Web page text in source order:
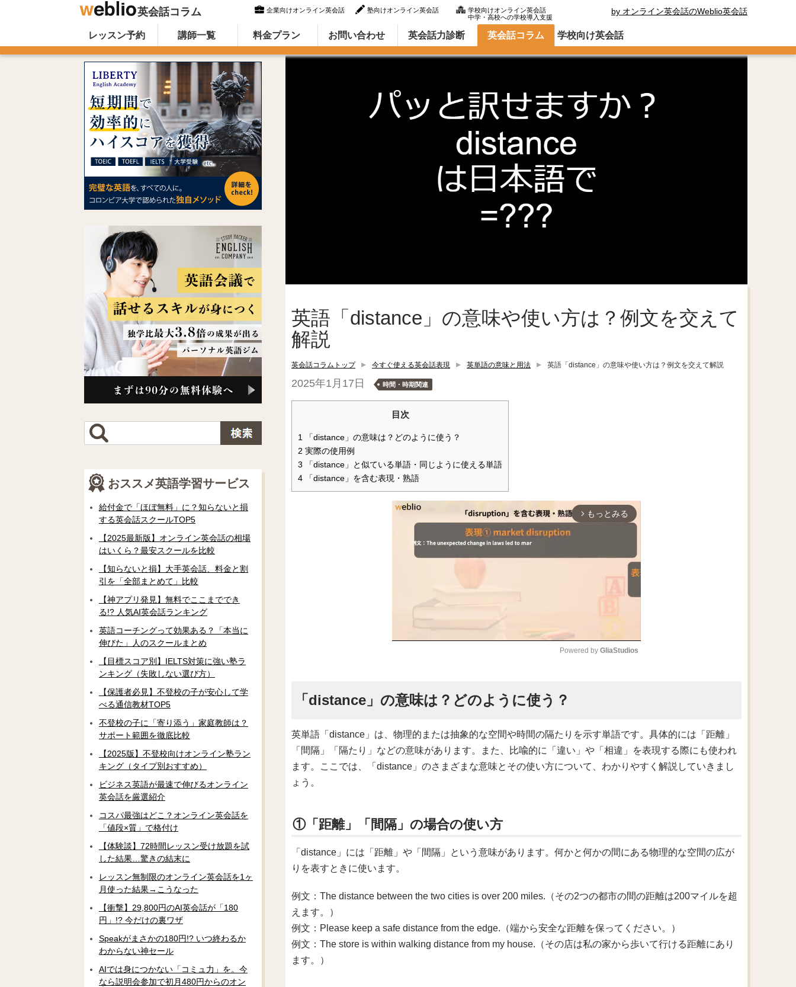
英会話コラム 企業向けオンライン英会話 塾向けオンライン英会話
学校向けオンライン英会話
中学・高校への学校導入支援
by オンライン英会話のWeblio英会話
オンライン英会話のWeblio英会話コラム（英語での言い方・英語表現）
Skip to content
レッスン予約 講師一覧 料金プラン お問い合わせ 英会話力診断 英会話コラム 学校向け英会話
英語「distance」の意味や使い方は？例文を交えて
解説
英会話コラムトップ 今すぐ使える英会話表現 英単語の意味と用法 英語「distance」の意味や使い方は？例文を交えて解説
2025年1月17日 時間・時期関連
目次
1 「distance」の意味は？どのように使う？
2 実際の使用例
3 「distance」と似ている単語・同じように使える単語
4 「distance」を含む表現・熟語
arrow_forward_ios もっとみる
e
Powered by GliaStudios
「distance」の意味は？どのように使う？
英単語「distance」は、物理的または抽象的な空間や時間の隔たりを示す単語です。具体的には「距離」
「間隔」「隔たり」などの意味があります。また、比喩的に「違い」や「相違」を表現する際にも使われ
ます。ここでは、「distance」のさまざまな意味とその使い方について、わかりやすく解説していきまし
ょう。
①「距離」「間隔」の場合の使い方
「distance」には「距離」や「間隔」という意味があります。何かと何かの間にある物理的な空間の広が
りを表すときに使います。
例文：The distance between the two cities is over 200 miles.（その2つの都市の間の距離は200マイルを超
えます。）
例文：Please keep a safe distance from the edge.（端から安全な距離を保ってください。）
例文：The store is within walking distance from my house.（その店は私の家から歩いて行ける距離にあり
ます。）
おススメ英語学習サービス
給付金で「ほぼ無料」に？知らないと損
する英会話スクールTOP5
【2025最新版】オンライン英会話の相場
はいくら？最安スクールを比較
【知らないと損】大手英会話、料金と割
引を「全部まとめて」比較
【神アプリ発見】無料でここまででき
る!? 人気AI英会話ランキング
英語コーチングって効果ある？「本当に
伸びた」人のスクールまとめ
【目標スコア別】IELTS対策に強い塾ラ
ンキング（失敗しない選び方）
【保護者必見】不登校の子が安心して学
べる通信教材TOP5
不登校の子に「寄り添う」家庭教師は？
サポート範囲を徹底比較
【2025版】不登校向けオンライン塾ラン
キング（タイプ別おすすめ）
ビジネス英語が最速で伸びるオンライン
英会話を厳選紹介
コスパ最強はどこ？オンライン英会話を
「値段×質」で格付け
【体験談】72時間レッスン受け放題を試
した結果…驚きの結末に
レッスン無制限のオンライン英会話を1ヶ
月使った結果→こうなった
【衝撃】29,800円のAI英会話が「180
円」!? 今だけの裏ワザ
Speakがまさかの180円!? いつ終わるか
わからない神セール
AIでは身につかない「コミュ力」を。今
なら説明会参加で初月480円からのオン